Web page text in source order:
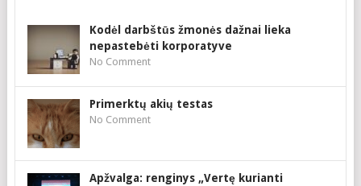
Kodėl darbštūs žmonės dažnai lieka
nepastebėti korporatyve
No Comment
Primerktų akių testas
No Comment
Apžvalga: renginys „Vertę kurianti